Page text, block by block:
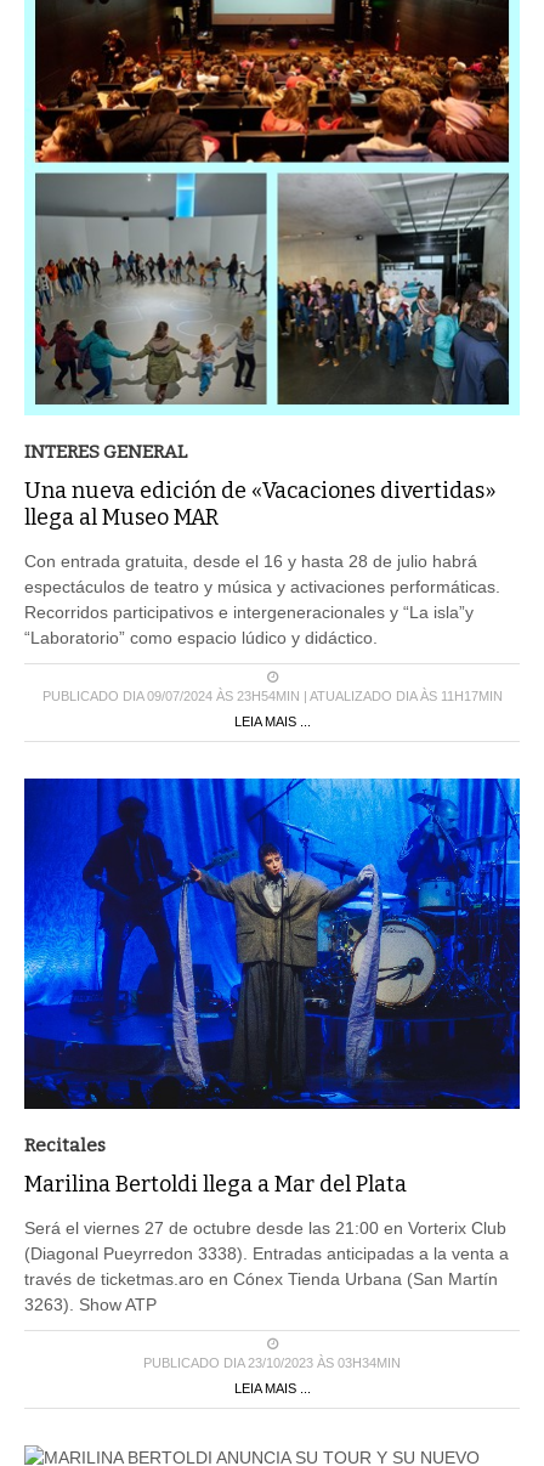
INTERES GENERAL
Una nueva edición de «Vacaciones divertidas»
llega al Museo MAR
Con entrada gratuita, desde el 16 y hasta 28 de julio habrá
espectáculos de teatro y música y activaciones performáticas.
Recorridos participativos e intergeneracionales y “La isla”y
“Laboratorio” como espacio lúdico y didáctico.
PUBLICADO DIA 09/07/2024 ÀS 23H54MIN | ATUALIZADO DIA ÀS 11H17MIN
LEIA MAIS ...
Recitales
Marilina Bertoldi llega a Mar del Plata
Será el viernes 27 de octubre desde las 21:00 en Vorterix Club
(Diagonal Pueyrredon 3338). Entradas anticipadas a la venta a
través de ticketmas.aro en Cónex Tienda Urbana (San Martín
3263). Show ATP
PUBLICADO DIA 23/10/2023 ÀS 03H34MIN
LEIA MAIS ...